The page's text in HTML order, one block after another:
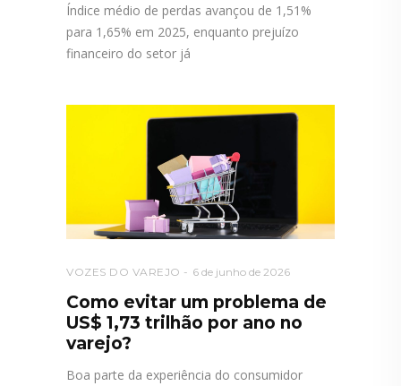
Índice médio de perdas avançou de 1,51%
para 1,65% em 2025, enquanto prejuízo
financeiro do setor já
VOZES DO VAREJO 6 de junho de 2026
Como evitar um problema de
US$ 1,73 trilhão por ano no
varejo?
Boa parte da experiência do consumidor